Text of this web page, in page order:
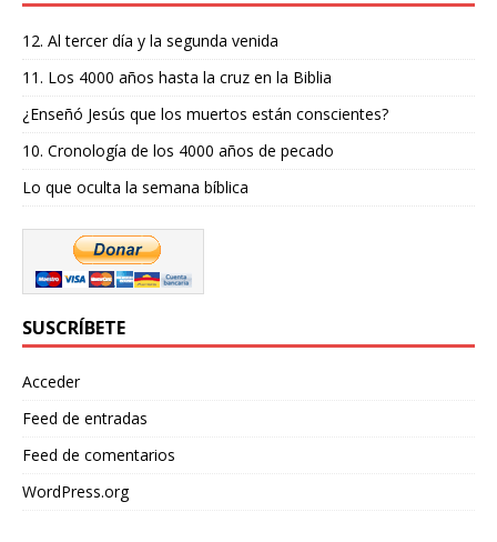
12. Al tercer día y la segunda venida
11. Los 4000 años hasta la cruz en la Biblia
¿Enseñó Jesús que los muertos están conscientes?
10. Cronología de los 4000 años de pecado
Lo que oculta la semana bíblica
SUSCRÍBETE
Acceder
Feed de entradas
Feed de comentarios
WordPress.org